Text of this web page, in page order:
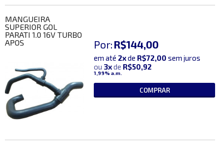
MANGUEIRA
SUPERIOR GOL
PARATI 1.0 16V TURBO
APOS
Por: R$144,00
em até 2xde R$72,00 sem juros
ou 3xde R$50,92
1,99% a.m.
COMPRAR